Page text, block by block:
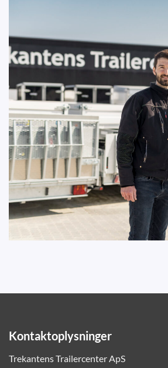
Kontaktoplysninger
Trekantens Trailercenter ApS